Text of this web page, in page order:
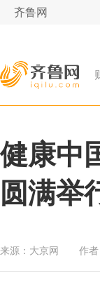
齐鲁网
健康中
圆满举
来源： 大京网 作者